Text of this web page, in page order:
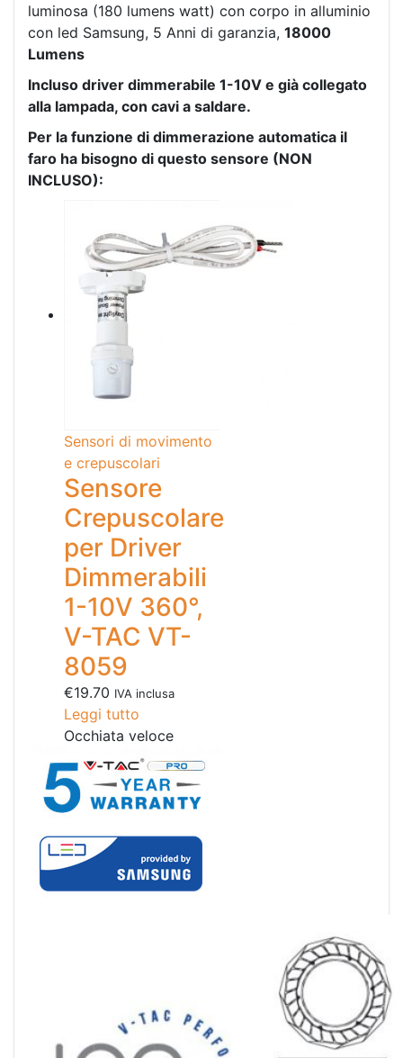
luminosa (180 lumens watt) con corpo in alluminio
con led Samsung, 5 Anni di garanzia, 18000
Lumens
Incluso driver dimmerabile 1-10V e già collegato
alla lampada, con cavi a saldare.
Per la funzione di dimmerazione automatica il
faro ha bisogno di questo sensore (NON
INCLUSO):
Sensori di movimento
e crepuscolari
Sensore
Crepuscolare
per Driver
Dimmerabili
1-10V 360°,
V-TAC VT-
8059
€19.70 IVA inclusa
Leggi tutto
Occhiata veloce